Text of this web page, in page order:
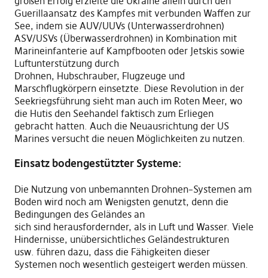
Guerillaansatz des Kampfes mit verbunden Waffen zur
See, indem sie AUV/UUVs (Unterwasserdrohnen)
ASV/USVs (Überwasserdrohnen) in Kombination mit
Marineinfanterie auf Kampfbooten oder Jetskis sowie
Luftunterstützung durch
Drohnen, Hubschrauber, Flugzeuge und
Marschflugkörperneinsetzte. Diese Revolution in der
Seekriegsführung sieht man auch im Roten Meer, wo
die Hutis den Seehandel faktisch zum Erliegen
gebracht hatten. Auch die Neuausrichtung der US
Marines versucht die neuen Möglichkeiten zu nutzen.
Einsatz bodengestützter Systeme:
Die Nutzung von unbemannten Drohnen–Systemen am
Boden wird noch am Wenigsten genutzt, denn die
Bedingungen des Geländesan
sich sind herausfordernder, als inLuft und Wasser. Viele
Hindernisse, unübersichtliches Geländestrukturen
usw. führen dazu, dass die Fähigkeiten dieser
Systemen noch wesentlich gesteigert werden müssen.